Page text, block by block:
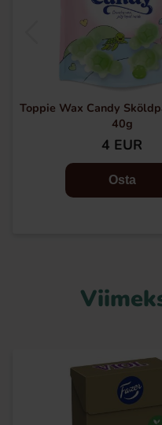
Toppie Wax Candy
40g
4 EUR
Osta